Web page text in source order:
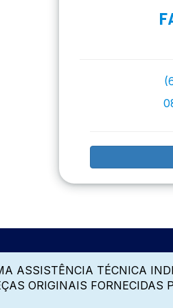
ASSISTÊNCIA TÉCNICA
ORIGINAIS FORNECIDAS